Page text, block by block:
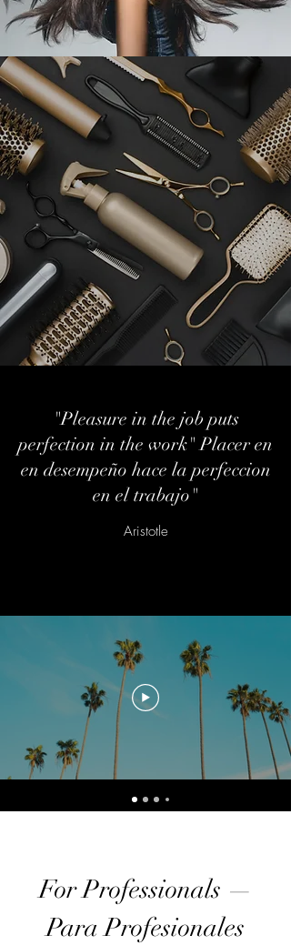
"Pleasure in the job puts
perfection in the work" Placer en
en desempeño hace la perfeccion
en el trabajo"
Aristotle
For Professionals —
Para Profesionales